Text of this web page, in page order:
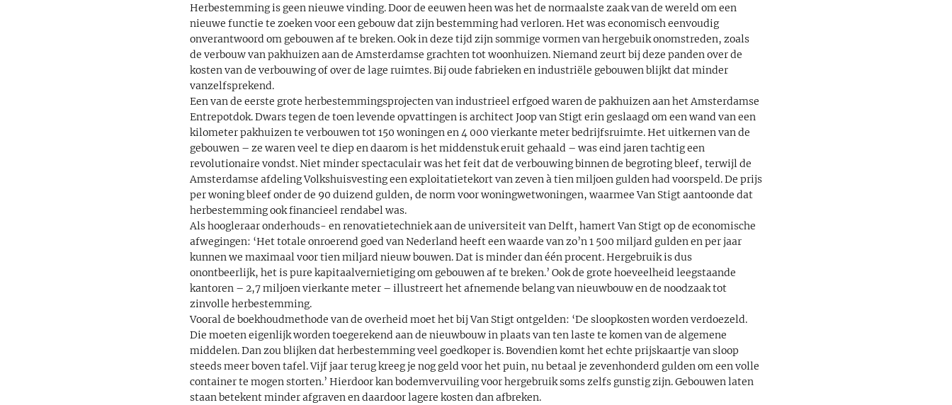
Herbestemming is geen nieuwe vinding. Door de eeuwen heen was het de normaalste zaak van de wereld om een
nieuwe functie te zoeken voor een gebouw dat zijn bestemming had verloren. Het was economisch eenvoudig
onverantwoord om gebouwen af te breken. Ook in deze tijd zijn sommige vormen van hergebuik onomstreden, zoals
de verbouw van pakhuizen aan de Amsterdamse grachten tot woonhuizen. Niemand zeurt bij deze panden over de
kosten van de verbouwing of over de lage ruimtes. Bij oude fabrieken en industriële gebouwen blijkt dat minder
vanzelfsprekend.
Een van de eerste grote herbestemmingsprojecten van industrieel erfgoed waren de pakhuizen aan het Amsterdamse
Entrepotdok. Dwars tegen de toen levende opvattingen is architect Joop van Stigt erin geslaagd om een wand van een
kilometer pakhuizen te verbouwen tot 150 woningen en 4 000 vierkante meter bedrijfsruimte. Het uitkernen van de
gebouwen – ze waren veel te diep en daarom is het middenstuk eruit gehaald – was eind jaren tachtig een
revolutionaire vondst. Niet minder spectaculair was het feit dat de verbouwing binnen de begroting bleef, terwijl de
Amsterdamse afdeling Volkshuisvesting een exploitatietekort van zeven à tien miljoen gulden had voorspeld. De prijs
per woning bleef onder de 90 duizend gulden, de norm voor woningwetwoningen, waarmee Van Stigt aantoonde dat
herbestemming ook financieel rendabel was.
Als hoogleraar onderhouds- en renovatietechniek aan de universiteit van Delft, hamert Van Stigt op de economische
afwegingen: ‘Het totale onroerend goed van Nederland heeft een waarde van zo’n 1 500 miljard gulden en per jaar
kunnen we maximaal voor tien miljard nieuw bouwen. Dat is minder dan één procent. Hergebruik is dus
onontbeerlijk, het is pure kapitaalvernietiging om gebouwen af te breken.’ Ook de grote hoeveelheid leegstaande
kantoren – 2,7 miljoen vierkante meter – illustreert het afnemende belang van nieuwbouw en de noodzaak tot
zinvolle herbestemming.
Vooral de boekhoudmethode van de overheid moet het bij Van Stigt ontgelden: ‘De sloopkosten worden verdoezeld.
Die moeten eigenlijk worden toegerekend aan de nieuwbouw in plaats van ten laste te komen van de algemene
middelen. Dan zou blijken dat herbestemming veel goedkoper is. Bovendien komt het echte prijskaartje van sloop
steeds meer boven tafel. Vijf jaar terug kreeg je nog geld voor het puin, nu betaal je zevenhonderd gulden om een volle
container te mogen storten.’ Hierdoor kan bodemvervuiling voor hergebruik soms zelfs gunstig zijn. Gebouwen laten
staan betekent minder afgraven en daardoor lagere kosten dan afbreken.